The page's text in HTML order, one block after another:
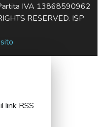
IVA 13868590962
RESERVED. ISP
link RSS